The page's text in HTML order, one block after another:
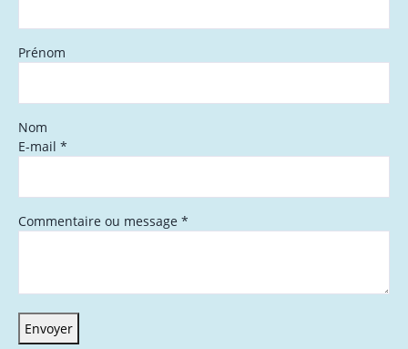
Prénom
Nom
E-mail *
Commentaire ou message *
Envoyer